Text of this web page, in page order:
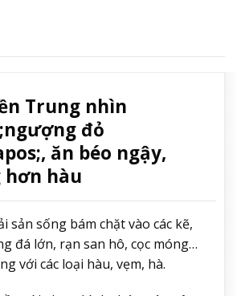
Trung nhìn
đỏ
ăn béo ngậy,
hơn hàu
sản sống bám chặt vào các kẽ,
đá lớn, rạn san hô, cọc móng…
với các loại hàu, vẹm, hà.